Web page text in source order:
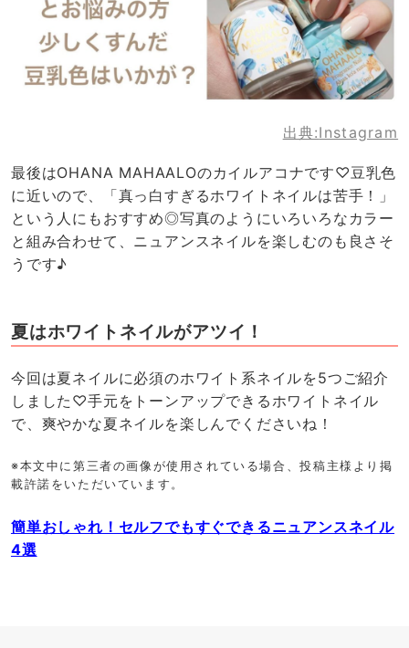
出典:Instagram
最後はOHANA MAHAALOのカイルアコナです♡豆乳色
に近いので、「真っ白すぎるホワイトネイルは苦手！」
という人にもおすすめ◎写真のようにいろいろなカラー
と組み合わせて、ニュアンスネイルを楽しむのも良さそ
うです♪
夏はホワイトネイルがアツイ！
今回は夏ネイルに必須のホワイト系ネイルを5つご紹介
しました♡手元をトーンアップできるホワイトネイル
で、爽やかな夏ネイルを楽しんでくださいね！
※本文中に第三者の画像が使用されている場合、投稿主様より掲
載許諾をいただいています。
簡単おしゃれ！セルフでもすぐできるニュアンスネイル
4選